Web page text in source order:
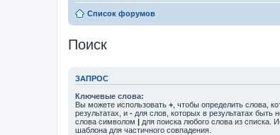
Список форумов
Поиск
ЗАПРОС
Ключевые слова:
Вы можете использовать + , чтобы определить слова,
результатах, и - для слов, которых в результатах быть
слова символом | для поиска любого слова из списка.
шаблона для частичного совпадения.